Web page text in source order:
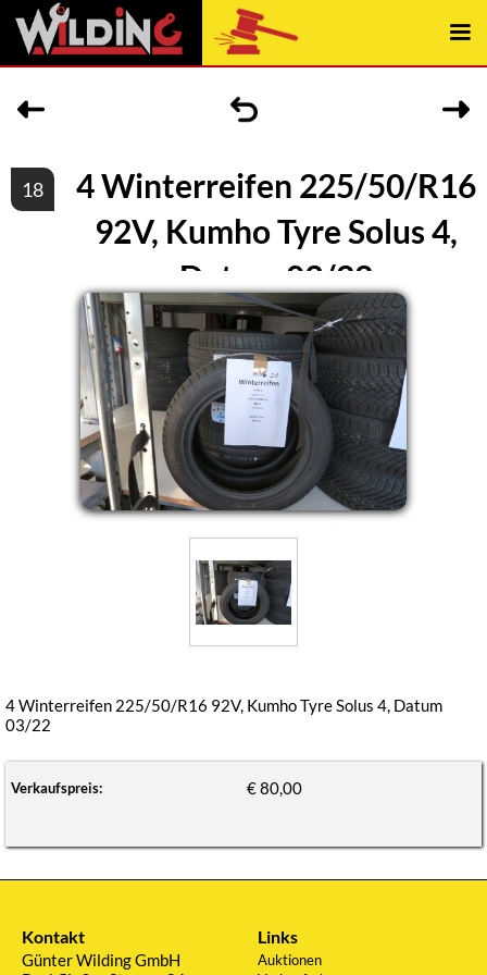
18
4 Winterreifen 225/50/R16
92V, Kumho Tyre Solus 4,
Datum 03/22
4 Winterreifen 225/50/R16 92V, Kumho Tyre Solus 4, Datum
03/22
Verkaufspreis: € 80,00
Kontakt
Günter Wilding GmbH
Links
Auktionen